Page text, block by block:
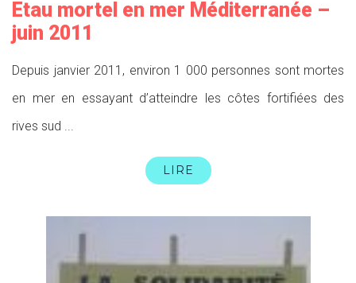
Etau mortel en mer Méditerranée –
juin 2011
Depuis janvier 2011, environ 1 000 personnes sont mortes
en mer en essayant d’atteindre les côtes fortifiées des
rives sud ...
LIRE